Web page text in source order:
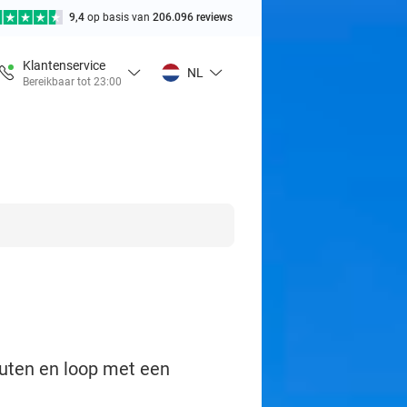
9,4 op basis van 206.096 reviews
Klantenservice
Bereikbaar tot 23:00
NL
en loop met een